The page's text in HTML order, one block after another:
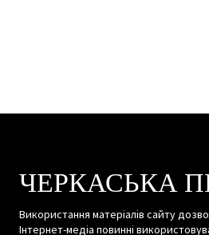
ЧЕРКАСЬКА
Використання матеріалів сайту
Інтернет-медіа повинні